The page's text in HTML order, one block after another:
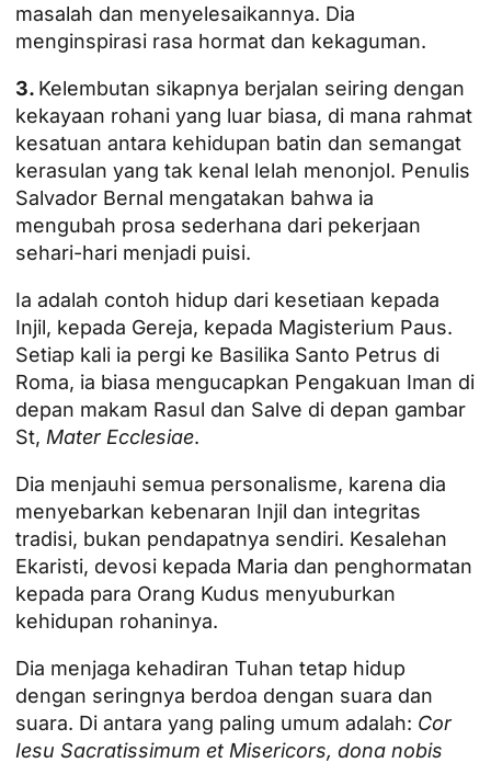
masalah dan menyelesaikannya. Dia
menginspirasi rasa hormat dan kekaguman.
3. Kelembutan sikapnya berjalan seiring dengan
kekayaan rohani yang luar biasa, di mana rahmat
kesatuan antara kehidupan batin dan semangat
kerasulan yang tak kenal lelah menonjol. Penulis
Salvador Bernal mengatakan bahwa ia
mengubah prosa sederhana dari pekerjaan
sehari-hari menjadi puisi.
Ia adalah contoh hidup dari kesetiaan kepada
Injil, kepada Gereja, kepada Magisterium Paus.
Setiap kali ia pergi ke Basilika Santo Petrus di
Roma, ia biasa mengucapkan Pengakuan Iman di
depan makam Rasul dan Salve di depan gambar
St, Mater Ecclesiae.
Dia menjauhi semua personalisme, karena dia
menyebarkan kebenaran Injil dan integritas
tradisi, bukan pendapatnya sendiri. Kesalehan
Ekaristi, devosi kepada Maria dan penghormatan
kepada para Orang Kudus menyuburkan
kehidupan rohaninya.
Dia menjaga kehadiran Tuhan tetap hidup
dengan seringnya berdoa dengan suara dan
suara. Di antara yang paling umum adalah: Cor
Iesu Sacratissimum et Misericors, dona nobis